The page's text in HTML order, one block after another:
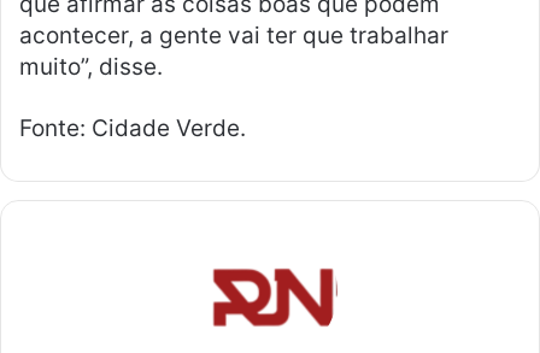
acontecer, a gente vai ter que trabalhar
muito”, disse.
Fonte: Cidade Verde.